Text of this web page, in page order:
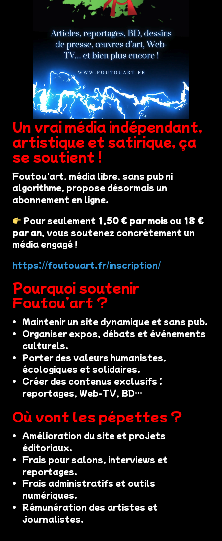
Un vrai média indépendant,
artistique et satirique, ça
se soutient !
Foutou'art, média libre, sans pub ni
algorithme, propose désormais un
abonnement en ligne.
Pour seulement 1,50 € par mois ou 18 €
par an, vous soutenez concrètement un
média engagé !
https://foutouart.fr/inscription/
Pourquoi soutenir
Foutou’art ?
Maintenir un site dynamique et sans pub.
Organiser expos, débats et événements
culturels.
Porter des valeurs humanistes,
écologiques et solidaires.
Créer des contenus exclusifs :
reportages, Web-TV, BD…
Où vont les pépettes ?
Amélioration du site et projets
éditoriaux.
Frais pour salons, interviews et
reportages.
Frais administratifs et outils
numériques.
Rémunération des artistes et
journalistes.